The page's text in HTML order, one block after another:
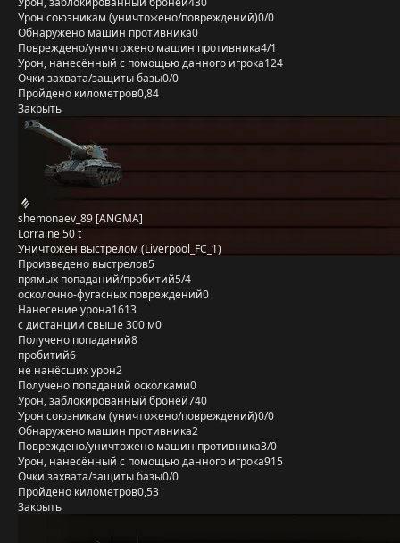
Урон союзникам (уничтожено/повреждений)0/0
Обнаружено машин противника0
Повреждено/уничтожено машин противника4/1
Урон, нанесённый с помощью данного игрока124
Очки захвата/защиты базы0/0
Пройдено километров0,84
Закрыть
shemonaev_89 [ANGMA]
Lorraine 50 t
Уничтожен выстрелом (Liverpool_FC_1)
Произведено выстрелов5
прямых попаданий/пробитий5/4
осколочно-фугасных повреждений0
Нанесение урона1613
с дистанции свыше 300 м0
Получено попаданий8
пробитий6
не нанёсших урон2
Получено попаданий осколками0
Урон, заблокированный бронёй740
Урон союзникам (уничтожено/повреждений)0/0
Обнаружено машин противника2
Повреждено/уничтожено машин противника3/0
Урон, нанесённый с помощью данного игрока915
Очки захвата/защиты базы0/0
Пройдено километров0,53
Закрыть